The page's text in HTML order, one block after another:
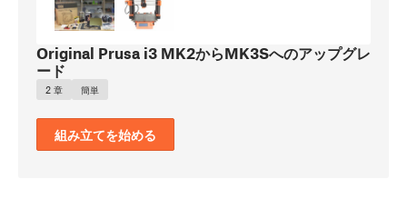
Original Prusa i3 MK2からMK3Sへのアップグレ
ード
2 章 簡単
組み立てを始める